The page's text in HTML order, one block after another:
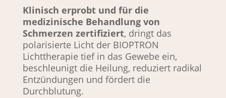
Klinisch erprobt und für die
medizinische Behandlung von
Schmerzen zertifiziert, dringt das
polarisierte Licht der BIOPTRON
Lichttherapie tief in das Gewebe ein,
beschleunigt die Heilung, reduziert radikal
Entzündungen und fördert die
Durchblutung.